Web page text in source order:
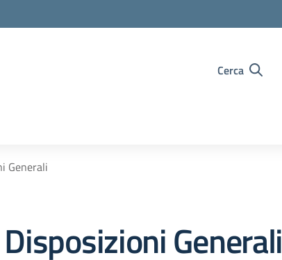
Cerca
Generali
Disposizioni Generali